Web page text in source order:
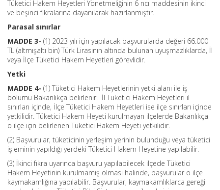
Tüketici Hakem Heyetleri Yönetmeliğinin 6 ncı maddesinin ikinci
ve beşinci fıkralarına dayanılarak hazırlanmıştır.
Parasal sınırlar
MADDE 3- (1) 2023 yılı için yapılacak başvurularda değeri 66.000
TL (altmışaltı bin) Türk Lirasının altında bulunan uyuşmazlıklarda, İl
veya İlçe Tüketici Hakem Heyetleri görevlidir.
Yetki
MADDE 4- (1) Tüketici Hakem Heyetlerinin yetki alanı ile iş
bölümü Bakanlıkça belirlenir. İl Tüketici Hakem Heyetleri il
sınırları içinde, İlçe Tüketici Hakem Heyetleri ise ilçe sınırları içinde
yetkilidir. Tüketici Hakem Heyeti kurulmayan ilçelerde Bakanlıkça
o ilçe için belirlenen Tüketici Hakem Heyeti yetkilidir.
(2) Başvurular, tüketicinin yerleşim yerinin bulunduğu veya tüketici
işleminin yapıldığı yerdeki Tüketici Hakem Heyetine yapılabilir.
(3) İkinci fıkra uyarınca başvuru yapılabilecek ilçede Tüketici
Hakem Heyetinin kurulmamış olması halinde, başvurular o ilçe
kaymakamlığına yapılabilir. Başvurular, kaymakamlıklarca gereği